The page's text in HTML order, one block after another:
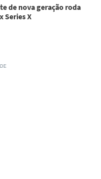
de nova geração roda
Series X